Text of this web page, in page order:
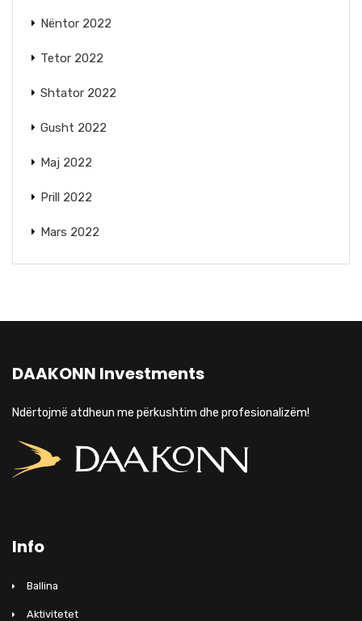
Nëntor 2022
Tetor 2022
Shtator 2022
Gusht 2022
Maj 2022
Prill 2022
Mars 2022
DAAKONN Investments
Ndërtojmë atdheun me përkushtim dhe profesionalizëm!
Info
Ballina
Aktivitetet